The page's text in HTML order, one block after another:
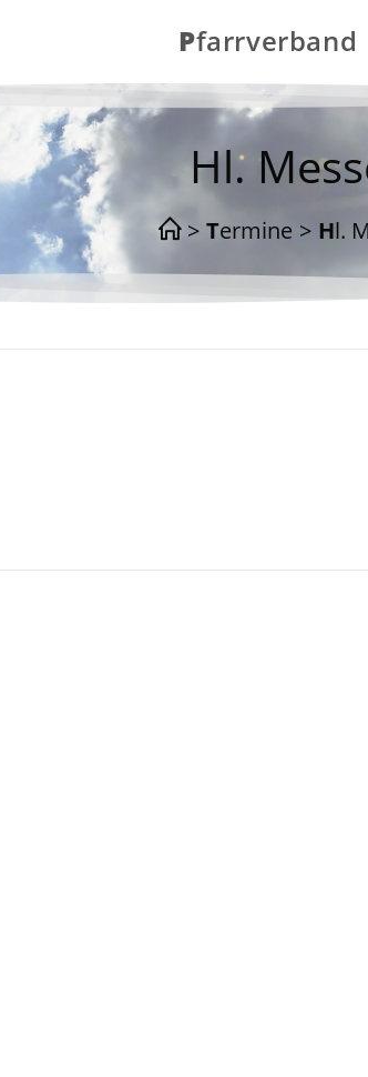
Pfarrverband
Hl.
> Termine > Hl.